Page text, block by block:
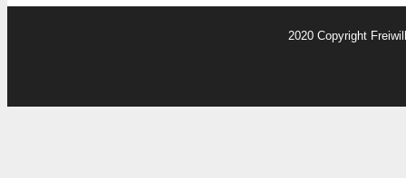
2020 Copyright